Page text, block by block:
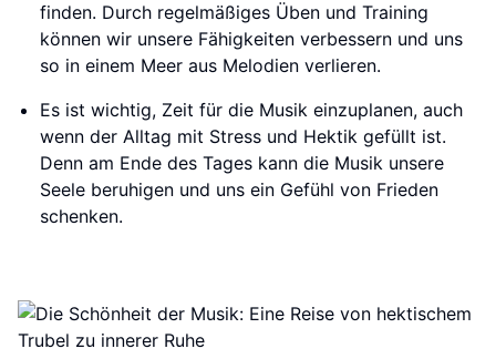
finden. Durch regelmäßiges Üben und Training
können wir unsere Fähigkeiten verbessern und uns
so in einem Meer aus Melodien verlieren.
Es ist wichtig, Zeit für die Musik einzuplanen, auch
wenn der Alltag mit Stress und Hektik gefüllt ist.
Denn am Ende des Tages kann die Musik unsere
Seele beruhigen und uns ein Gefühl von Frieden
schenken.